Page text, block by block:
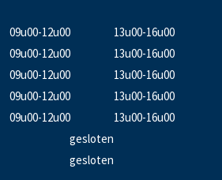
09u00-12u00
13u00-16u00
09u00-12u00
13u00-16u00
09u00-12u00
13u00-16u00
09u00-12u00
13u00-16u00
09u00-12u00
13u00-16u00
gesloten
gesloten